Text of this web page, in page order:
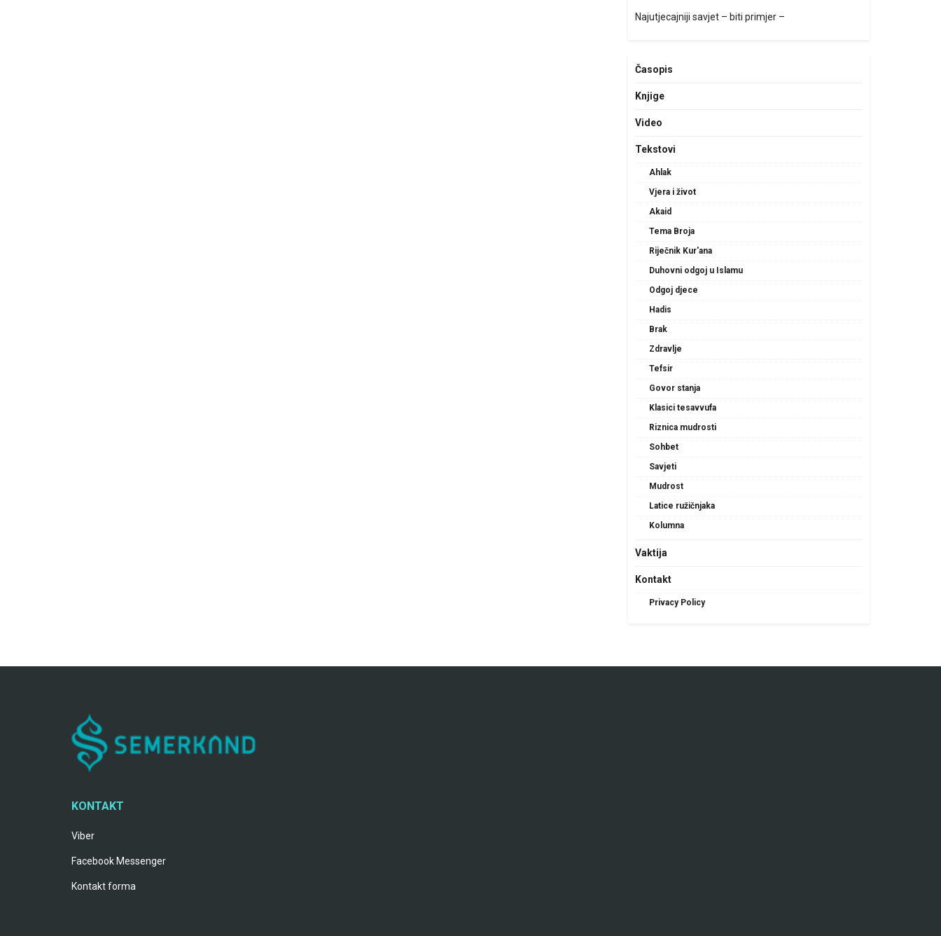
Najutjecajniji savjet – biti primjer –
Časopis
Knjige
Video
Tekstovi
Ahlak
Vjera i život
Akaid
Tema Broja
Riječnik Kur'ana
Duhovni odgoj u Islamu
Odgoj djece
Hadis
Brak
Zdravlje
Tefsir
Govor stanja
Klasici tesavvufa
Riznica mudrosti
Sohbet
Savjeti
Mudrost
Latice ružičnjaka
Kolumna
Vaktija
Kontakt
Privacy Policy
KONTAKT
Viber
Facebook Messenger
Kontakt forma